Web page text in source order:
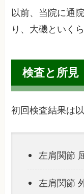
以前、当院に通
り、大磯といく
検査と所見
初回検査結果は
左肩関節
左肩関節